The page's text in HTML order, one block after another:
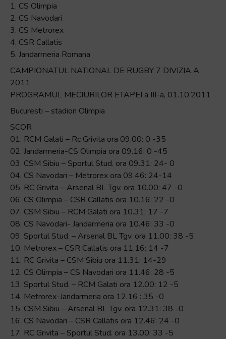
1. CS Olimpia
2. CS Navodari
3. CS Metrorex
4. CSR Callatis
5. Jandarmeria Romana
CAMPIONATUL NATIONAL DE RUGBY 7 DIVIZIA A
2011
PROGRAMUL MECIURILOR ETAPEI a III-a, 01.10.2011
Bucuresti – stadion Olimpia
SCOR
01. RCM Galati – Rc Grivita ora 09.00: 0 -35
02. Jandarmeria-CS Olimpia ora 09.16: 0 -45
03. CSM Sibiu – Sportul Stud. ora 09.31: 24- 0
04. CS Navodari – Metrorex ora 09.46: 24-14
05. RC Grivita – Arsenal BL Tgv. ora 10.00: 47 -0
06. CS Olimpia – CSR Callatis ora 10.16: 22 -0
07. CSM Sibiu – RCM Galati ora 10.31: 17 -7
08. CS Navodari- Jandarmeria ora 10.46: 33 -0
09. Sportul Stud. – Arsenal BL Tgv. ora 11.00: 38 -5
10. Metrorex – CSR Callatis ora 11.16: 14 -7
11. RC Grivita – CSM Sibiu ora 11.31: 14-29
12. CS Olimpia – CS Navodari ora 11.46: 28 -5
13. Sportul Stud. – RCM Galati ora 12.00: 12 -5
14. Metrorex-Jandarmeria ora 12.16 : 35 -0
15. CSM Sibiu – Arsenal BL Tgv. ora 12.31: 38 -0
16. CS Navodari – CSR Callatis ora 12.46: 24 -0
17. RC Grivita – Sportul Stud. ora 13.00: 33 -5